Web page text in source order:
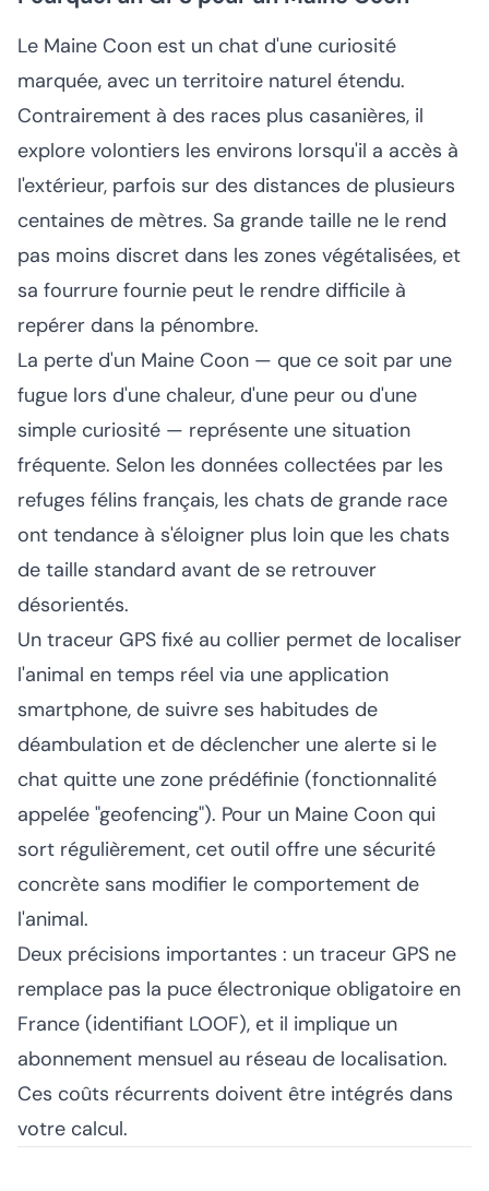
Le Maine Coon est un chat d'une curiosité
marquée, avec un territoire naturel étendu.
Contrairement à des races plus casanières, il
explore volontiers les environs lorsqu'il a accès à
l'extérieur, parfois sur des distances de plusieurs
centaines de mètres. Sa grande taille ne le rend
pas moins discret dans les zones végétalisées, et
sa fourrure fournie peut le rendre difficile à
repérer dans la pénombre.
La perte d'un Maine Coon — que ce soit par une
fugue lors d'une chaleur, d'une peur ou d'une
simple curiosité — représente une situation
fréquente. Selon les données collectées par les
refuges félins français, les chats de grande race
ont tendance à s'éloigner plus loin que les chats
de taille standard avant de se retrouver
désorientés.
Un traceur GPS fixé au collier permet de localiser
l'animal en temps réel via une application
smartphone, de suivre ses habitudes de
déambulation et de déclencher une alerte si le
chat quitte une zone prédéfinie (fonctionnalité
appelée "geofencing"). Pour un Maine Coon qui
sort régulièrement, cet outil offre une sécurité
concrète sans modifier le comportement de
l'animal.
Deux précisions importantes : un traceur GPS ne
remplace pas la puce électronique obligatoire en
France (identifiant LOOF), et il implique un
abonnement mensuel au réseau de localisation.
Ces coûts récurrents doivent être intégrés dans
votre calcul.